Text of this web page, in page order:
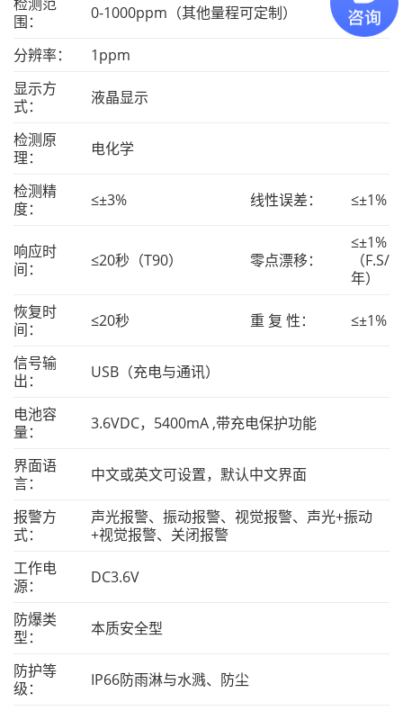
围：
0-1000ppm（其他量程可定制）
分辨率：
1ppm
显示方
式：
液晶显示
检测原
理：
电化学
检测精
度：
≤±3% 线性误差： ≤±1%
响应时
间：
≤20秒（T90） 零点漂移：
≤±1%
（F.S/
年）
恢复时
间：
≤20秒 重 复 性： ≤±1%
信号输
出：
USB（充电与通讯）
电池容
量：
3.6VDC，5400mA ,带充电保护功能
界面语
言：
中文或英文可设置，默认中文界面
报警方
式：
声光报警、振动报警、视觉报警、声光+振动
+视觉报警、关闭报警
工作电
源：
DC3.6V
防爆类
型：
本质安全型
防护等
级：
IP66防雨淋与水溅、防尘